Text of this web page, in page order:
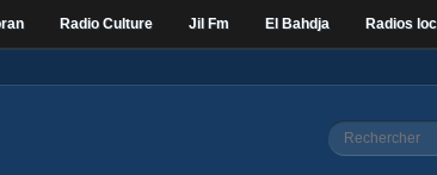
Radio Culture Jil Fm El Bahdja Radios
Rechercher